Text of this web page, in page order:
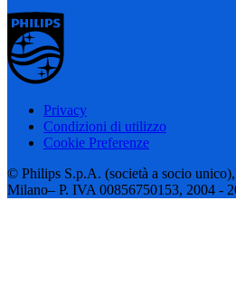
Privacy
Condizioni di utilizzo
Cookie Preferenze
© Philips S.p.A. (società a socio
Milano– P. IVA 00856750153, 2004 -